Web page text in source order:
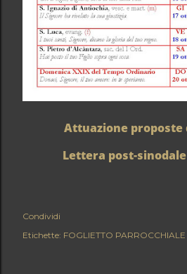
Attuazione proposte
Lettera post-
Condividi
Etichette: FOGLIETTO PARROCCHIALE